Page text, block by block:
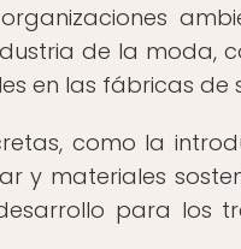
de la moda,
en las fábricas de
como la
y materiales
para los